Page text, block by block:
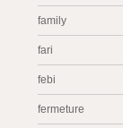
family
fari
febi
fermeture